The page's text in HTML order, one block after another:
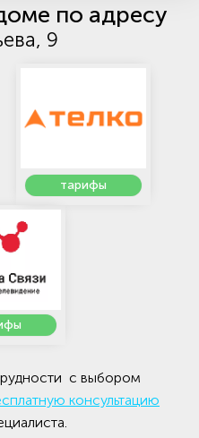
по адресу
9
тарифы
с выбором
консультацию